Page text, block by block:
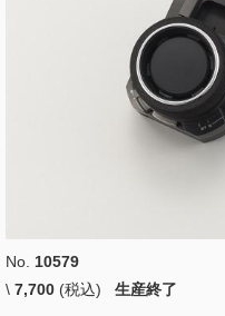
No. 10579
\ 7,700 (税込) 生産終了